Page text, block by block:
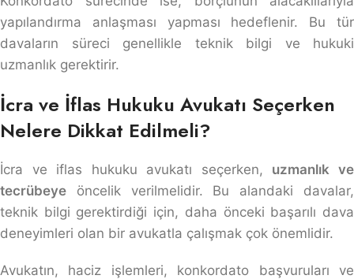
yapılandırma anlaşması yapması hedeflenir. Bu tür
davaların süreci genellikle teknik bilgi ve hukuki
uzmanlık gerektirir.
İcra ve İflas Hukuku Avukatı Seçerken
Nelere Dikkat Edilmeli?
İcra ve iflas hukuku avukatı seçerken, uzmanlık ve
tecrübeye öncelik verilmelidir. Bu alandaki davalar,
teknik bilgi gerektirdiği için, daha önceki başarılı dava
deneyimleri olan bir avukatla çalışmak çok önemlidir.
Avukatın, haciz işlemleri, konkordato başvuruları ve